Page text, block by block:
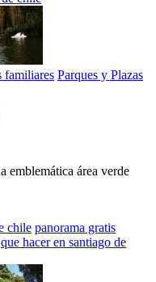
familiares Parques y Plazas
emblemática área verde
chile panorama gratis
que hacer en santiago de